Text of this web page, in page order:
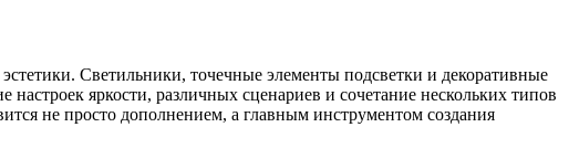
Светильники, точечные элементы подсветки и декоративные
яркости, различных сценариев и сочетание нескольких типов
не просто дополнением, а главным инструментом создания